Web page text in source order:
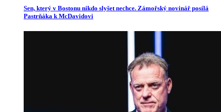
Sen, který v Bostonu nikdo slyšet nechce. Zámořský novinář posílá
Pastrňáka k McDavidovi